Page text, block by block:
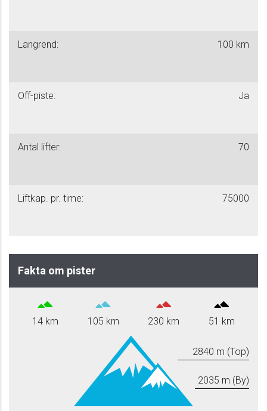
Langrend: 100 km
Off-piste: Ja
Antal lifter: 70
Liftkap. pr. time: 75000
Fakta om pister
14 km 105 km 230 km 51 km
2840 m (Top)
2035 m (By)